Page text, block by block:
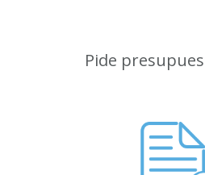
Pide